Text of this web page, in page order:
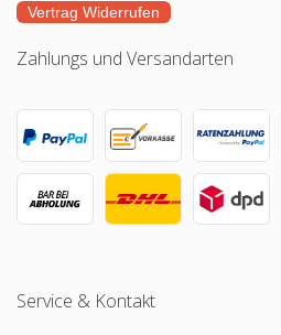
Vertrag Widerrufen
Zahlungs und Versandarten
Service & Kontakt